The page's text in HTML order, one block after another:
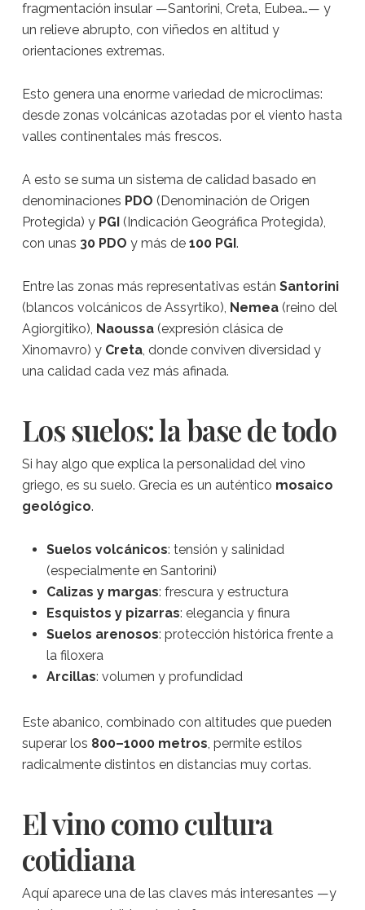
fragmentación insular —Santorini, Creta, Eubea…— y
un relieve abrupto, con viñedos en altitud y
orientaciones extremas.
Esto genera una enorme variedad de microclimas:
desde zonas volcánicas azotadas por el viento hasta
valles continentales más frescos.
A esto se suma un sistema de calidad basado en
denominaciones PDO (Denominación de Origen
Protegida) y PGI(Indicación Geográfica Protegida),
con unas 30 PDO y más de 100 PGI.
Entre las zonas más representativas están Santorini
(blancos volcánicos de Assyrtiko), Nemea(reino del
Agiorgitiko), Naoussa(expresión clásica de
Xinomavro) y Creta, donde conviven diversidad y
una calidad cada vez más afinada.
Los suelos: la base de todo
Si hay algo que explica la personalidad del vino
griego, es su suelo. Grecia es un auténtico mosaico
geológico.
Suelos volcánicos: tensión y salinidad
(especialmente en Santorini)
Calizas y margas: frescura y estructura
Esquistos y pizarras: elegancia y finura
Suelos arenosos: protección histórica frente a
la filoxera
Arcillas: volumen y profundidad
Este abanico, combinado con altitudes que pueden
superar los 800–1000 metros, permite estilos
radicalmente distintos en distancias muy cortas.
El vino como cultura
cotidiana
Aquí aparece una de las claves más interesantes —y